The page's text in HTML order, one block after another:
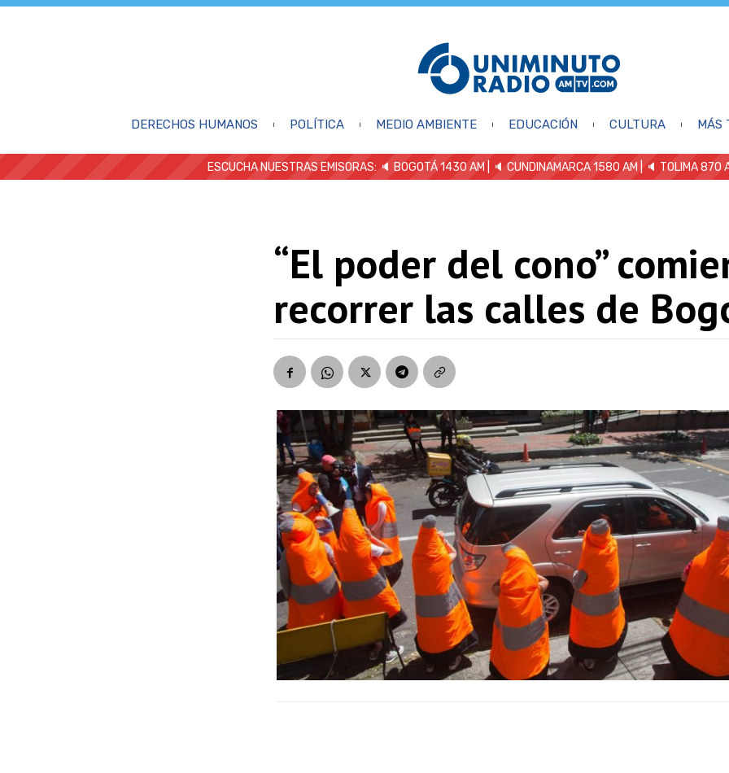
DERECHOS HUMANOS POLÍTICA MEDIO AMBIENTE EDUCACIÓN CULTURA MÁS
ESCUCHA NUESTRAS EMISORAS: 🔈 BOGOTÁ 1430 AM | 🔈 CUNDINAMARCA 1580 AM | 🔈 TOLIMA 870
“El poder del cono”
recorrer las calles de